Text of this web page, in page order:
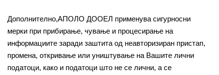
Дополнително,АПОЛО ДООЕЛ применува сигурносни
мерки при прибирање, чување и процесирање на
информациите заради заштита од неавторизиран пристап,
промена, откривање или уништување на Вашите лични
податоци, како и податоци што не се лични, а се